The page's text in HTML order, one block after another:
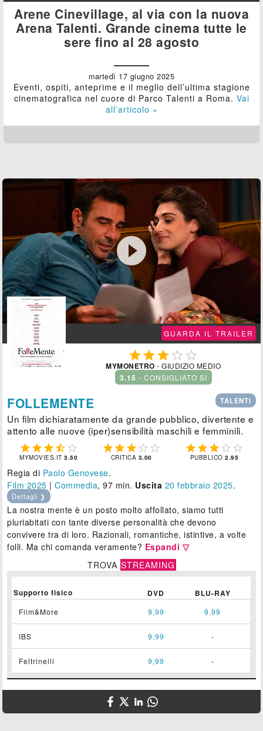
Arene Cinevillage, al via con la nuova
Arena Talenti. Grande cinema tutte le
sere fino al 28 agosto
martedì 17 giugno 2025
Eventi, ospiti, anteprime e il meglio dell’ultima stagione
cinematografica nel cuore di Parco Talenti a Roma. Vai
all’articolo »

GUARDA IL TRAILER
  
MYMONETRO - GIUDIZIO MEDIO
3.15 - CONSIGLIATO SÌ
TALENTI
FOLLEMENTE
Un film dichiaratamente da grande pubblico, divertente e
attento alle nuove (iper)sensibilità maschili e femminili.
    
MYMOVIES.IT3.50
    
CRITICA 3.00
    
PUBBLICO2.95
Regia di Paolo Genovese.
Film 2025 |Commedia, 97 min. Uscita 20 febbraio 2025.
Dettagli ❯
La nostra mente è un posto molto affollato, siamo tutti
pluriabitati con tante diverse personalità che devono
convivere tra di loro. Razionali, romantiche, istintive, a volte
folli. Ma chi comanda veramente? Espandi ▽
TROVA STREAMING
Supporto fisico DVD BLU-RAY
Film&More 9,99 9,99
IBS 9,99 -
Feltrinelli 9,99 -